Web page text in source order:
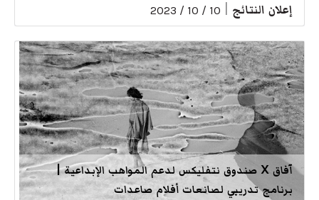
إعلان النتائج 10 / 10 / 2023
آفاق X صندوق نتفليكس لدعم المواهب الإبداعية |
برنامج تدريبي لصانعات أفلام صاعدات